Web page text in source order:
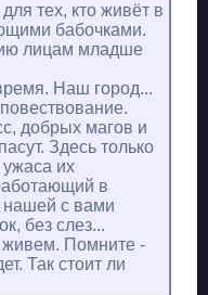
тех, кто живёт в
бабочками.
лицам младше
Наш город...
добрых магов и
Здесь только
ужаса их
в
нашей с вами
без слез...
живем. Помните -
Так стоит ли